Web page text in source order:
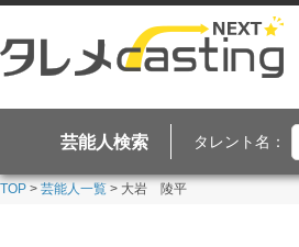
芸能人検索 タレント名：
TOP > 芸能人一覧 > 大岩 陵平